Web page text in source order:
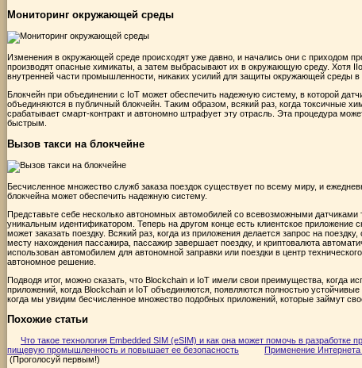
Мониторинг окружающей среды
Изменения в окружающей среде происходят уже давно, и начались они с приходом
производят опасные химикаты, а затем выбрасывают их в окружающую среду. Хотя
внутренней части промышленности, никаких усилий для защиты окружающей среды в
Блокчейн при объединении с IoT может обеспечить надежную систему, в которой
объединяются в публичный блокчейн. Таким образом, всякий раз, когда токсичные
срабатывает смарт-контракт и автономно штрафует эту отрасль. Эта процедура
быстрым.
Вызов такси на блокчейне
Бесчисленное множество служб заказа поездок существует по всему миру, и
блокчейна может обеспечить надежную систему.
Представьте себе несколько автономных автомобилей со всевозможными
уникальным идентификатором. Теперь на другом конце есть клиентское приложение
может заказать поездку. Всякий раз, когда из приложения делается запрос на
месту нахождения пассажира, пассажир завершает поездку, и криптовалюта
использован автомобилем для автономной заправки или поездки в центр
автономное решение.
Подводя итог, можно сказать, что Blockchain и IoT имели свои преимущества, когда
приложений, когда Blockchain и IoT объединяются, появляются полностью
когда мы увидим бесчисленное множество подобных приложений, которые займут
Похожие статьи
Что такое технология Embedded SIM (eSIM) и как она может помочь в разработке
пищевую промышленность и повышает ее безопасность
Применение Интернета
(Проголосуй первым!)